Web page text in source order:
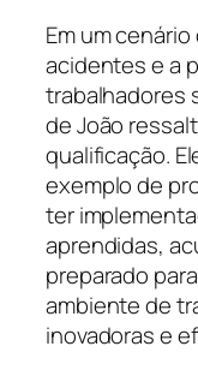
Em um
acidentes e a
trabalhadores
de João
qualificação.
exemplo de
ter
aprendidas,
preparado
ambiente de
inovadoras e